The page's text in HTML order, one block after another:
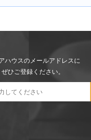
ハウスのメールアドレスに
ぜひご登録ください。